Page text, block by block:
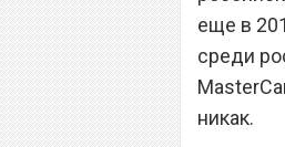
еще в
среди
никак.